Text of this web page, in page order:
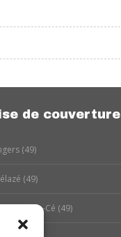
de couverture
(49)
(49)
Ponts-de-Cé (49)